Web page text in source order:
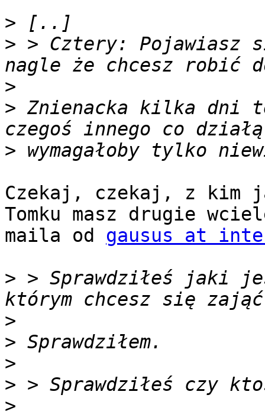
>
> > Cztery: Pojawiasz
>
> Znienacka kilka dni
>
Czekaj, czekaj, z kim ja
Tomku masz drugie
maila od gausus at
> > Sprawdziłeś jaki
>
>
>
>
>